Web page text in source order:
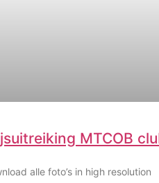
MTCOB
alle foto’s in high resolution